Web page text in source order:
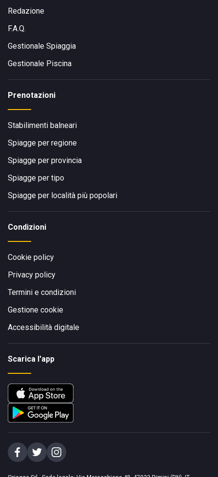
Redazione
F.A.Q.
Gestionale Spiaggia
Gestionale Piscina
Prenotazioni
Stabilimenti balneari
Spiagge per regione
Spiagge per provincia
Spiagge per tipo
Spiagge per località più popolari
Condizioni
Cookie policy
Privacy policy
Termini e condizioni
Gestione cookie
Accessibilità digitale
Scarica l'app